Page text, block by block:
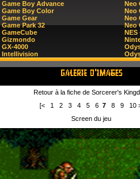
Game Boy Advance
Game Boy Color
Game Gear
Game Park 32
GameCube
Gizmondo
GX-4000
Intellivision
Neo
Neo
Neo
Neo
NES
Retour à la fiche de Sorcerer's
[<
1 2 3 4 5 67 8 9 10
Screen du jeu